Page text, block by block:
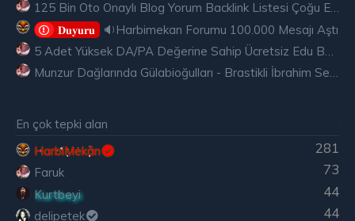
125 Bin Oto Onaylı Blog Yorum Backlink Listesi Çoğu Edu ve Gov Ücretsiz
𝐃𝐮𝐲𝐮𝐫𝐮
🔉Harbimekan Forumu 100.000 Mesajı Aştı
5 Adet Yüksek DA/PA Değerine Sahip Ücretsiz Edu Backlink
Munzur Dağlarında Gülabioğulları - Brastikli İbrahim Sevindik
En çok tepki alan
281
HarbiMekân
73
Faruk
44
Kurtbeyi
44
delipetek